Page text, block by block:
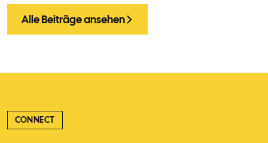
Alle Beiträge ansehen
CONNECT